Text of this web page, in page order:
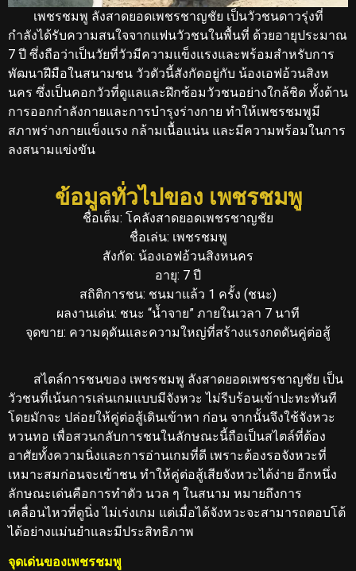
เพชรชมพู ลังสาดยอดเพชรชาญชัย เป็นวัวชนดาวรุ่งที่
กำลังได้รับความสนใจจากแฟนวัวชนในพื้นที่ ด้วยอายุประมาณ
7 ปี ซึ่งถือว่าเป็นวัยที่วัวมีความแข็งแรงและพร้อมสำหรับการ
พัฒนาฝีมือในสนามชน วัวตัวนี้สังกัดอยู่กับ น้องเอฟอ้วนสิงห
นคร ซึ่งเป็นคอกวัวที่ดูแลและฝึกซ้อมวัวชนอย่างใกล้ชิด ทั้งด้าน
การออกกำลังกายและการบำรุงร่างกาย ทำให้เพชรชมพูมี
สภาพร่างกายแข็งแรง กล้ามเนื้อแน่น และมีความพร้อมในการ
ลงสนามแข่งขัน
ข้อมูลทั่วไปของ เพชรชมพู
ชื่อเต็ม: โคลังสาดยอดเพชรชาญชัย
ชื่อเล่น: เพชรชมพู
สังกัด: น้องเอฟอ้วนสิงหนคร
อายุ: 7 ปี
สถิติการชน: ชนมาแล้ว 1 ครั้ง (ชนะ)
ผลงานเด่น: ชนะ “น้ำจาย” ภายในเวลา 7 นาที
จุดขาย: ความดุดันและความใหญ่ที่สร้างแรงกดดันคู่ต่อสู้
สไตล์การชนของ เพชรชมพู ลังสาดยอดเพชรชาญชัย เป็น
วัวชนที่เน้นการเล่นเกมแบบมีจังหวะ ไม่รีบร้อนเข้าปะทะทันที
โดยมักจะ ปล่อยให้คู่ต่อสู้เดินเข้าหา ก่อน จากนั้นจึงใช้จังหวะ
หวนทอ เพื่อสวนกลับการชนในลักษณะนี้ถือเป็นสไตล์ที่ต้อง
อาศัยทั้งความนิ่งและการอ่านเกมที่ดี เพราะต้องรอจังหวะที่
เหมาะสมก่อนจะเข้าชน ทำให้คู่ต่อสู้เสียจังหวะได้ง่าย อีกหนึ่ง
ลักษณะเด่นคือการทำตัว นวล ๆ ในสนาม หมายถึงการ
เคลื่อนไหวที่ดูนิ่ง ไม่เร่งเกม แต่เมื่อได้จังหวะจะสามารถตอบโต้
ได้อย่างแม่นยำและมีประสิทธิภาพ
จุดเด่นของเพชรชมพู